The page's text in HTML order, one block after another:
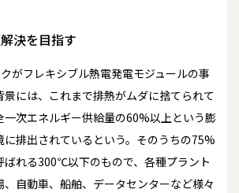
決を目指す
がフレキシブル熱電発電モジュールの事
には、これまで排熱がムダに捨てられて
一次エネルギー供給量の60%以上という膨
排出されているという。そのうちの75%
ばれる300℃以下のもので、各種プラント
自動車、船舶、データセンターなど様々